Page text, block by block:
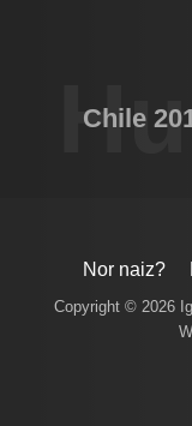
Chile
Nor naiz?
Copyright © 2026